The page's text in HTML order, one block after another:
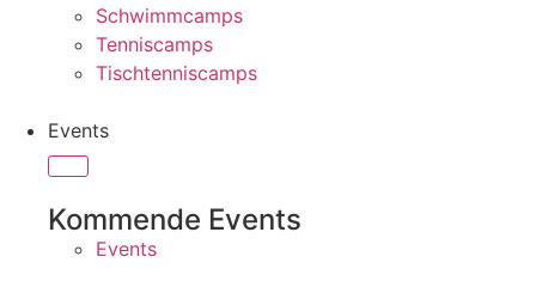
Schwimmcamps
Tenniscamps
Tischtenniscamps
Events
Kommende Events
Events